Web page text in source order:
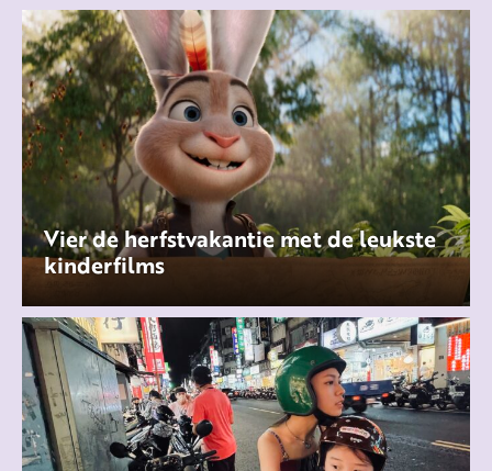
Vier de herfstvakantie met de leukste
kinderfilms